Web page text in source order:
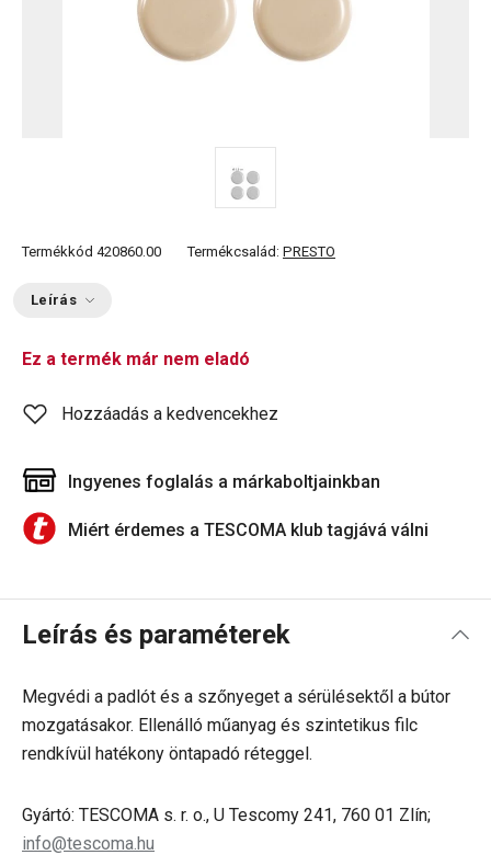
Termékkód 420860.00 Termékcsalád: PRESTO
Leírás
Ez a termék már nem eladó
Hozzáadás a kedvencekhez
Ingyenes foglalás a márkaboltjainkban
Miért érdemes a TESCOMA klub tagjává válni
Leírás és paraméterek
Megvédi a padlót és a szőnyeget a sérülésektől a bútor
mozgatásakor. Ellenálló műanyag és szintetikus filc
rendkívül hatékony öntapadó réteggel.
Gyártó: TESCOMA s. r. o., U Tescomy 241, 760 01 Zlín;
info@tescoma.hu